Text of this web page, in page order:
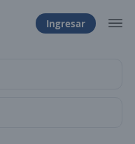
Ingresar